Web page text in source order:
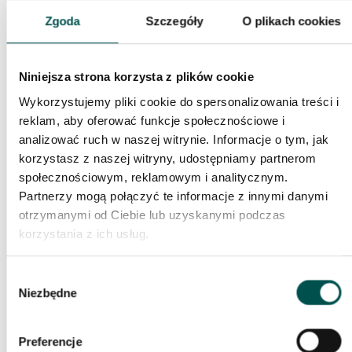
Zgoda Szczegóły O plikach cookies
Niniejsza strona korzysta z plików cookie
Wykorzystujemy pliki cookie do spersonalizowania treści i
reklam, aby oferować funkcje społecznościowe i
analizować ruch w naszej witrynie. Informacje o tym, jak
korzystasz z naszej witryny, udostępniamy partnerom
społecznościowym, reklamowym i analitycznym.
Partnerzy mogą połączyć te informacje z innymi danymi
otrzymanymi od Ciebie lub uzyskanymi podczas
korzystania z ich usług.
zgody
Niezbędne
Preferencje
odporność na wilgoć i zmienne temperatury,
szeroka gama kolorystyczna – od jasnych szarości po
głębokie czernie,
powierzchnia możliwa do wykończenia w różnych
wariantach: poler, płomieniowanie, szczotkowanie.
Łupek
Łupek to kamień o charakterystycznej, warstwowej strukturze,
znaczenie na balkonach narażonych na opady deszczu czy
Cechy łupka: